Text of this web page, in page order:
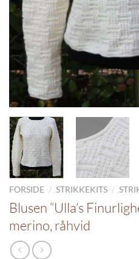
FORSIDE / STRIKKEKITS /
Blusen “Ulla’s
merino, råhvid